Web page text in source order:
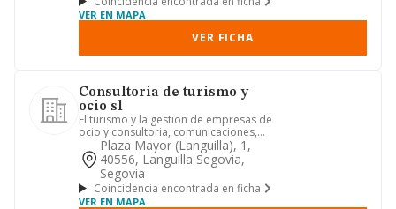
VER EN MAPA
VER FICHA
Consultoria de turismo y
ocio sl
El turismo y la gestion de empresas de
ocio y consultoria, comunicaciones,
comercio, la ensenanza d...
Plaza Mayor (languilla), 1,
40556, Languilla Segovia,
Segovia
Coincidencia encontrada en ficha
VER EN MAPA